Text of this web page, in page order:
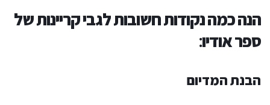
הנה כמה נקודות חשובות לגבי קריינות של
ספר אודיו:
הבנת המדיום
ה-AI
הספר "רווק, נשוי, גרוש"
ההוצאה לאור של